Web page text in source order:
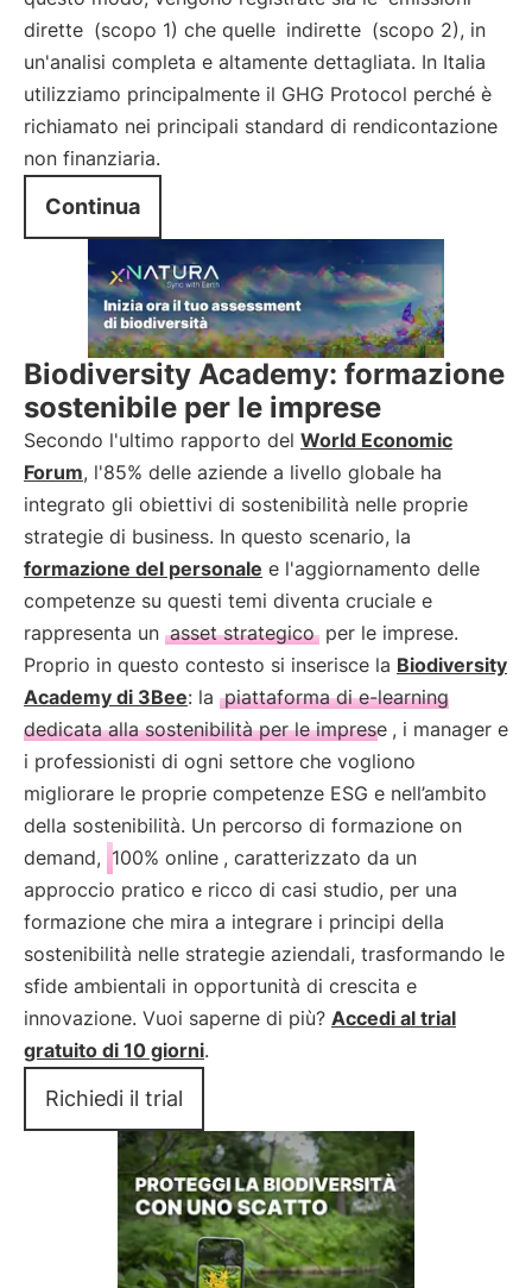
dirette (scopo 1) che quelle indirette (scopo 2), in
un'analisi completa e altamente dettagliata. In Italia
utilizziamo principalmente il GHG Protocol perché è
richiamato nei principali standard di rendicontazione
non finanziaria.
Continua
Biodiversity Academy: formazione
sostenibile per le imprese
Secondo l'ultimo rapporto del World Economic
Forum, l'85% delle aziende a livello globale ha
integrato gli obiettivi di sostenibilità nelle proprie
strategie di business. In questo scenario, la
formazione del personale e l'aggiornamento delle
competenze su questi temi diventa cruciale e
rappresenta un asset strategico per le imprese.
Proprio in questo contesto si inserisce la Biodiversity
Academy di 3Bee: la piattaforma di e-learning
dedicata alla sostenibilità per le imprese , i manager e
i professionisti di ogni settore che vogliono
migliorare le proprie competenze ESG e nell’ambito
della sostenibilità. Un percorso di formazione on
demand, 100% online , caratterizzato da un
approccio pratico e ricco di casi studio, per una
formazione che mira a integrare i principi della
sostenibilità nelle strategie aziendali, trasformando le
sfide ambientali in opportunità di crescita e
innovazione. Vuoi saperne di più? Accedi al trial
gratuito di 10 giorni.
Richiedi il trial